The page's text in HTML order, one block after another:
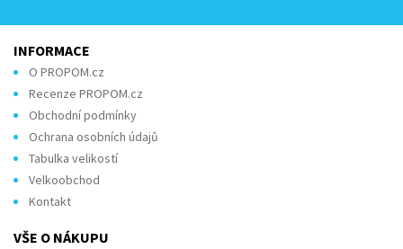
INFORMACE
O PROPOM.cz
Recenze PROPOM.cz
Obchodní podmínky
Ochrana osobních údajů
Tabulka velikostí
Velkoobchod
Kontakt
VŠE O NÁKUPU